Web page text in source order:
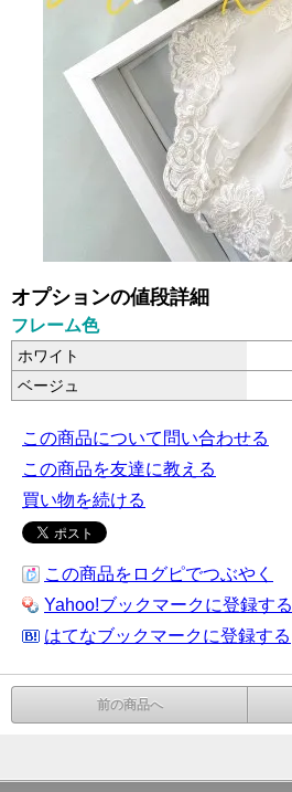
オプションの値段詳細
フレーム色
ホワイト
ベージュ
この商品について問い合わせる
この商品を友達に教える
買い物を続ける
この商品をログピでつぶやく
Yahoo!ブックマークに登録する
はてなブックマークに登録する
前の商品へ